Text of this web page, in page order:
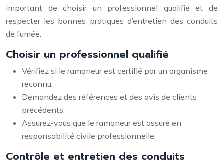
important de choisir un professionnel qualifié et de
respecter les bonnes pratiques d’entretien des conduits
de fumée.
Choisir un professionnel qualifié
Vérifiez si le ramoneur est certifié par un organisme
reconnu.
Demandez des références et des avis de clients
précédents.
Assurez-vous que le ramoneur est assuré en
responsabilité civile professionnelle.
Contrôle et entretien des conduits